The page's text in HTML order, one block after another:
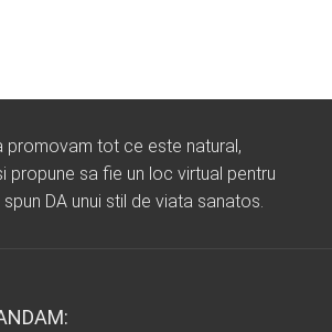
promovam tot ce este natural,
propune sa fie un loc virtual pentru
DA unui stil de viata sanatos.